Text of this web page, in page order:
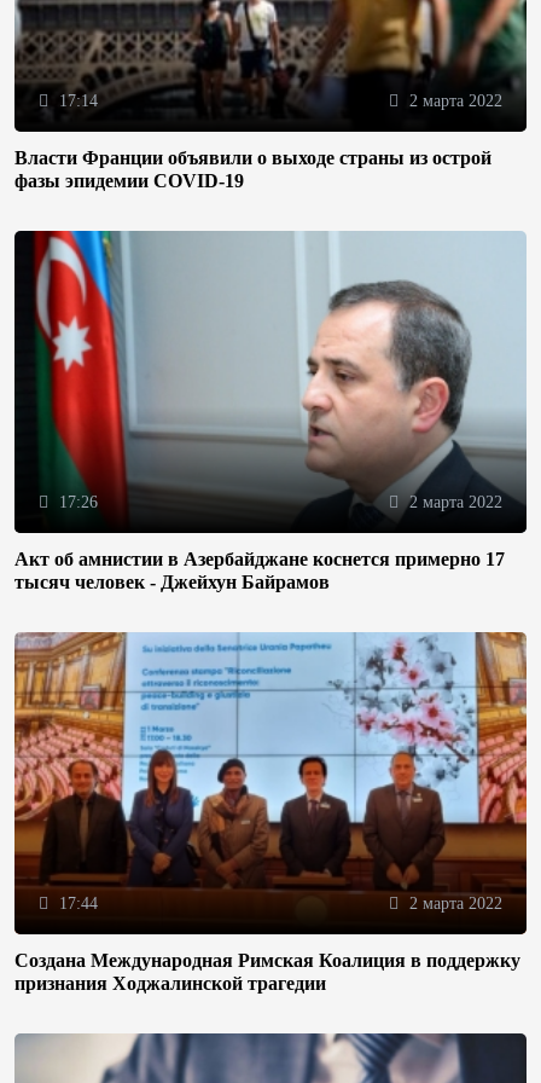
17:14 2 марта 2022
Власти Франции объявили о выходе страны из острой
фазы эпидемии COVID-19
17:26 2 марта 2022
Акт об амнистии в Азербайджане коснется примерно 17
тысяч человек - Джейхун Байрамов
17:44 2 марта 2022
Создана Международная Римская Коалиция в поддержку
признания Ходжалинской трагедии